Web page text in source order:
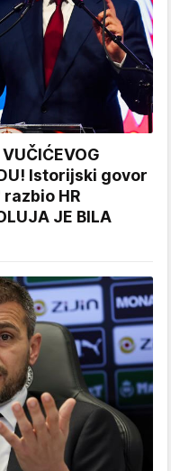
Istorijski govor
HR
JE BILA